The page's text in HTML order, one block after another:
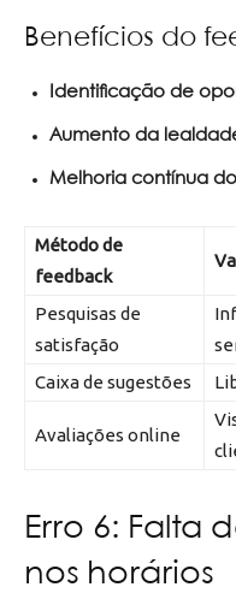
Benefícios do
Identificação de
Aumento da
Melhoria contínua
Método de
feedback
Pesquisas de
satisfação
Caixa de sugestões
Avaliações online
Erro 6: Falta
nos horários